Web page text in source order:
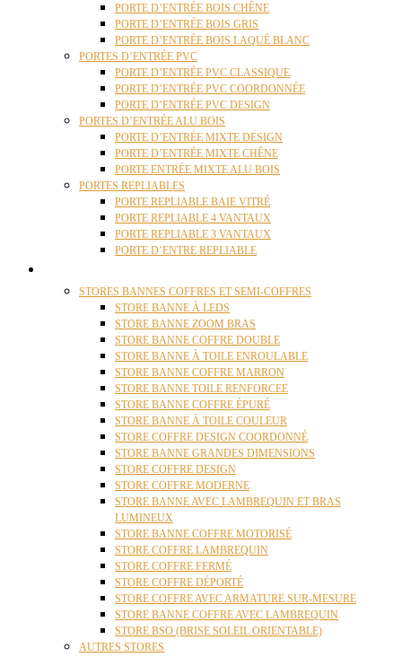
PORTE D’ENTRÉE BOIS CHÊNE
PORTE D’ENTRÉE BOIS GRIS
PORTE D’ENTRÉE BOIS LAQUÉ BLANC
PORTES D’ENTRÉE PVC
PORTE D’ENTRÉE PVC CLASSIQUE
PORTE D’ENTRÉE PVC COORDONNÉE
PORTE D’ENTRÉE PVC DESIGN
PORTES D’ENTRÉE ALU BOIS
PORTE D’ENTRÉE MIXTE DESIGN
PORTE D’ENTRÉE MIXTE CHÊNE
PORTE ENTRÉE MIXTE ALU BOIS
PORTES REPLIABLES
PORTE REPLIABLE BAIE VITRÉ
PORTE REPLIABLE 4 VANTAUX
PORTE REPLIABLE 3 VANTAUX
PORTE D’ENTRE REPLIABLE
STORES BANNES COFFRES ET SEMI-COFFRES
STORE BANNE À LEDS
STORE BANNE ZOOM BRAS
STORE BANNE COFFRE DOUBLE
STORE BANNE À TOILE ENROULABLE
STORE BANNE COFFRE MARRON
STORE BANNE TOILE RENFORCEE
STORE BANNE COFFRE ÉPURÉ
STORE BANNE À TOILE COULEUR
STORE COFFRE DESIGN COORDONNÉ
STORE BANNE GRANDES DIMENSIONS
STORE COFFRE DESIGN
STORE COFFRE MODERNE
STORE BANNE AVEC LAMBREQUIN ET BRAS
LUMINEUX
STORE BANNE COFFRE MOTORISÉ
STORE COFFRE LAMBREQUIN
STORE COFFRE FERMÉ
STORE COFFRE DÉPORTÉ
STORE COFFRE AVEC ARMATURE SUR-MESURE
STORE BANNE COFFRE AVEC LAMBREQUIN
STORE BSO (BRISE SOLEIL ORIENTABLE)
AUTRES STORES